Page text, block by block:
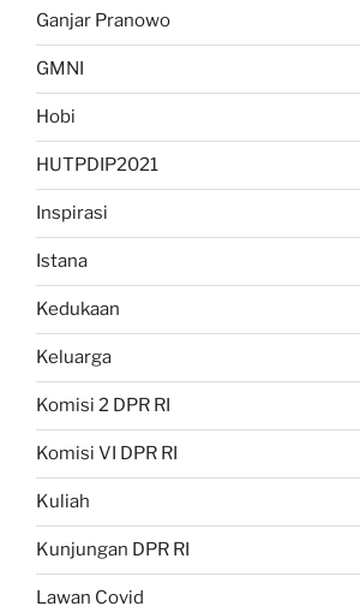
Ganjar Pranowo
GMNI
Hobi
HUTPDIP2021
Inspirasi
Istana
Kedukaan
Keluarga
Komisi 2 DPR RI
Komisi VI DPR RI
Kuliah
Kunjungan DPR RI
Lawan Covid